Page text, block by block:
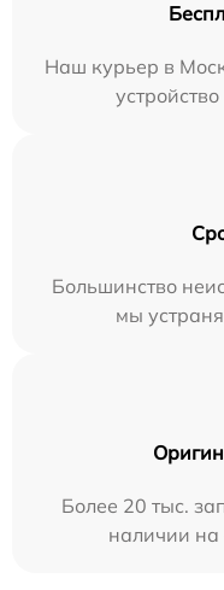
Наш курьер в
Большинство
мы
Более 20 тыс.
наличии на